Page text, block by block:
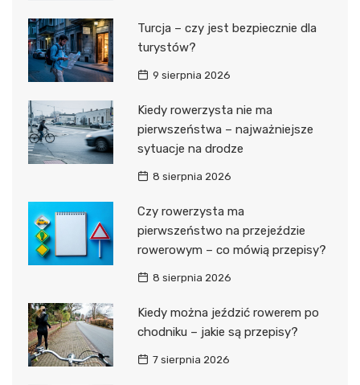
Turcja – czy jest bezpiecznie dla
turystów?
9 sierpnia 2026
Kiedy rowerzysta nie ma
pierwszeństwa – najważniejsze
sytuacje na drodze
8 sierpnia 2026
Czy rowerzysta ma
pierwszeństwo na przejeździe
rowerowym – co mówią przepisy?
8 sierpnia 2026
Kiedy można jeździć rowerem po
chodniku – jakie są przepisy?
7 sierpnia 2026